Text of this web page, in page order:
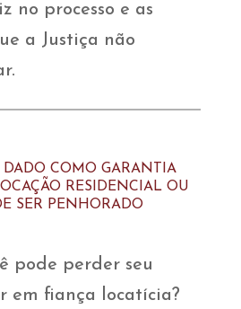
no processo e as
a Justiça não
COMO GARANTIA
RESIDENCIAL OU
SER PENHORADO
pode perder seu
em fiança locatícia?